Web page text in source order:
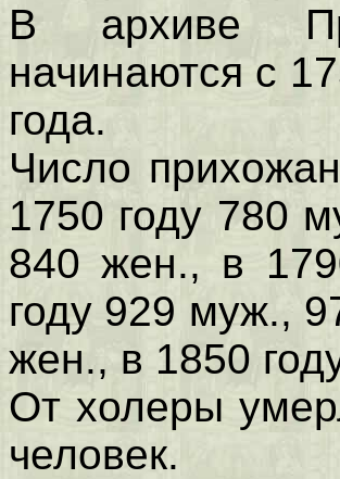
В архиве
начинаются с
года.
Число
1750 году 780
840 жен., в
году 929 муж.,
жен., в 1850
От холеры
человек.